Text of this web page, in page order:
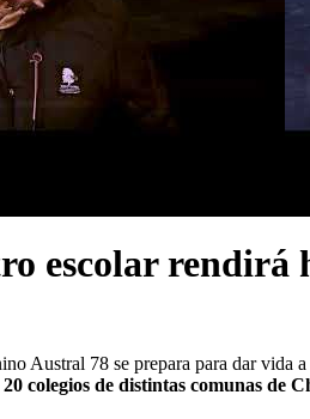
escolar rendirá
Austral 78 se prepara para dar vida
20 colegios de distintas comunas de